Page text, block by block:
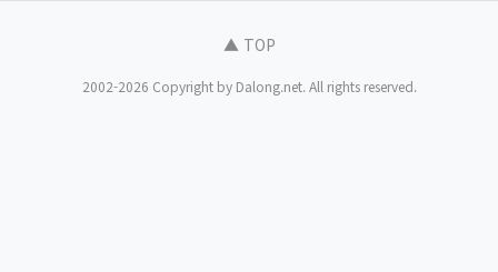
▲ TOP
2002-2026 Copyright by Dalong.net. All rights reserved.